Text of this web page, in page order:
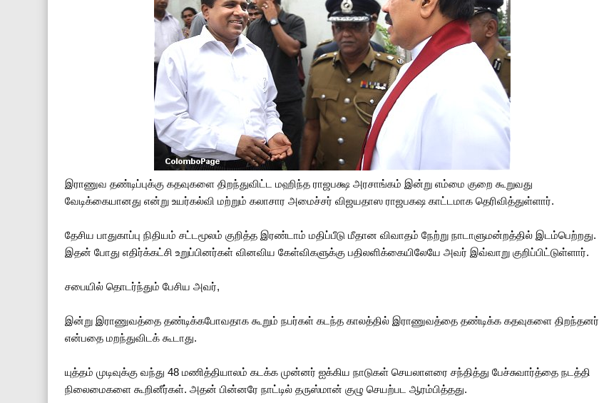
இராணுவ தண்டிப்புக்கு கதவுகளை திறந்துவிட்ட மஹிந்த ராஜபக்ஷ அரசாங்கம் இன்று எம்மை குறை கூறுவது
வேடிக்கையானது என்று உயர்கல்வி மற்றும் கலாசார அமைச்சர் விஜயதாஸ ராஜபகஷ காட்டமாக தெரிவித்துள்ளார்.
தேசிய பாதுகாப்பு நிதியம் சட்டமூலம் குறித்த இரண்டாம் மதிப்பீடு மீதான விவாதம் நேற்று நாடாளுமன்றத்தில் இடம்பெற்றது.
இதன் போது எதிர்க்கட்சி உறுப்பினர்கள் வினவிய கேள்விகளுக்கு பதிலளிக்கையிலேயே அவர் இவ்வாறு குறிப்பிட்டுள்ளார்.
சபையில் தொடர்ந்தும் பேசிய அவர்,
இன்று இராணுவத்தை தண்டிக்கபோவதாக கூறும் நபர்கள் கடந்த காலத்தில் இராணுவத்தை தண்டிக்க கதவுகளை திறந்தனர்
என்பதை மறந்துவிடக் கூடாது.
யுத்தம் முடிவுக்கு வந்து 48 மணித்தியாலம் கடக்க முன்னர் ஐக்கிய நாடுகள் செயலாளரை சந்தித்து பேச்சுவார்த்தை நடத்தி
நிலைமைகளை கூறினீர்கள். அதன் பின்னரே நாட்டில் தருஸ்மான் குழு செயற்பட ஆரம்பித்தது.